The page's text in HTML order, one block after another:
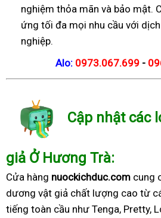
nghiệm thỏa mãn và bảo mật.
ứng tối đa mọi nhu cầu với
nghiệp.
Alo:0973.067.699 -
Cập nhật các
giả Ở Hương Trà:
Cửa hàng nuockichduc.com cung
dương vật giả chất lượng cao từ
tiếng toàn cầu như Tenga, Pretty,